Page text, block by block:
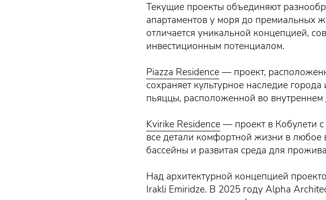
Текущие проекты объединяют
апартаментов у моря до премиальных
отличается уникальной концепцией,
инвестиционным потенциалом.
Piazza Residence— проект,
сохраняет культурное наследие
пьяццы, расположенной во внутреннем
Kvirike Residence— проект в Кобулети
все детали комфортной жизни в любое
бассейны и развитая среда для
Над архитектурной концепцией
Irakli Emiridze. В 2025 году Alpha